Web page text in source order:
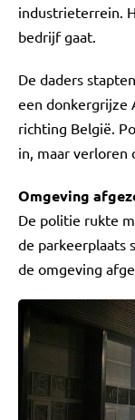
industrieterrein.
bedrijf gaat.
De daders
een donkergrijze
richting België.
in, maar verloren
Omgeving
De politie rukte
de parkeerplaats
de omgeving